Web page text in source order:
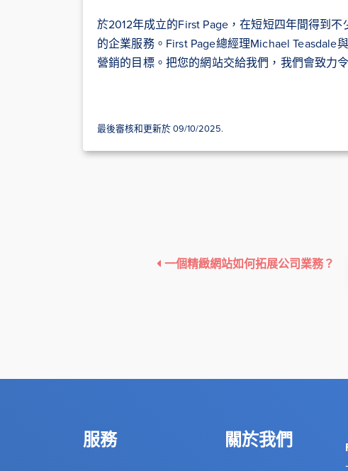
於2012年成立的First Page，在短短四年間得到
的企業服務。First Page總經理Michael
營銷的目標。把您的網站交給我們，我們會致力
最後審核和更新於 09/10/2025.
一個精緻網站如何拓展公司業務？
服務 關於我們